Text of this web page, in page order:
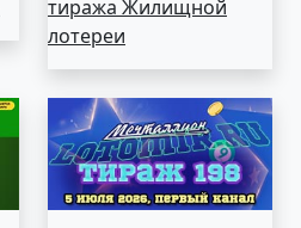
тиража Жилищной
лотереи